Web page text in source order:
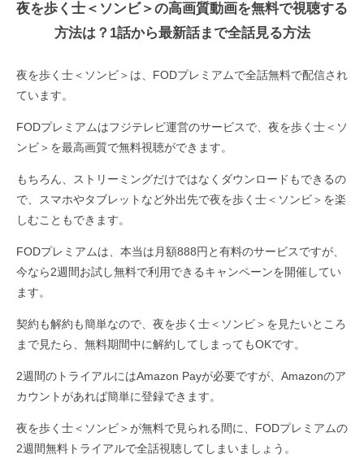
夜を歩く士＜ソンビ＞の高画質動画を無料で視聴する
方法は？1話から最新話まで全話見る方法
夜を歩く士＜ソンビ＞は、FODプレミアムで全話無料で配信され
ています。
FODプレミアムはフジテレビ運営のサービスで、夜を歩く士＜ソ
ンビ＞を最高画質で無料視聴ができます。
もちろん、ストリーミングだけではなくダウンロードもできるの
で、スマホやタブレットなど外出先で夜を歩く士＜ソンビ＞を楽
しむこともできます。
FODプレミアムは、本当は月額888円と有料のサービスですが、
今なら2週間お試し無料で利用できるキャンペーンを開催してい
ます。
契約も解約も簡単なので、夜を歩く士＜ソンビ＞を見たいところ
まで見たら、無料期間中に解約してしまってもOKです。
2週間のトライアルにはAmazon Payが必要ですが、Amazonのア
カウントがあれば簡単に登録できます。
夜を歩く士＜ソンビ＞が無料で見られる間に、FODプレミアムの
2週間無料トライアルで全話視聴してしまいましょう。